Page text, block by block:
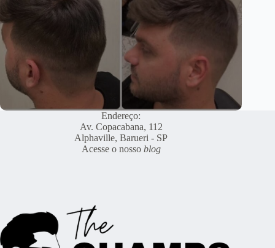
Endereço:
Av. Copacabana, 112
Alphaville, Barueri - SP
Acesse o nosso blog